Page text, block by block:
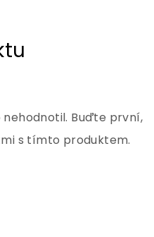
Buďte první,
s tímto produktem.